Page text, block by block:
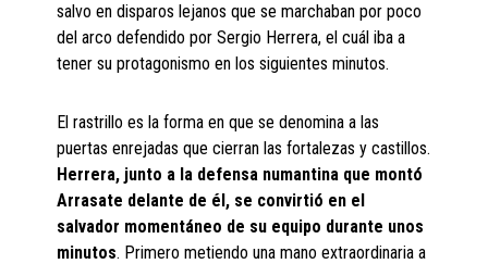
salvo en disparos lejanos que se marchaban por poco
del arco defendido por Sergio Herrera, el cuál iba a
tener su protagonismo en los siguientes minutos.
El rastrillo es la forma en que se denomina a las
puertas enrejadas que cierran las fortalezas y castillos.
Herrera, junto a la defensa numantina que montó
Arrasate delante de él, se convirtió en el
salvador momentáneo de su equipo durante unos
minutos. Primero metiendo una mano extraordinaria a